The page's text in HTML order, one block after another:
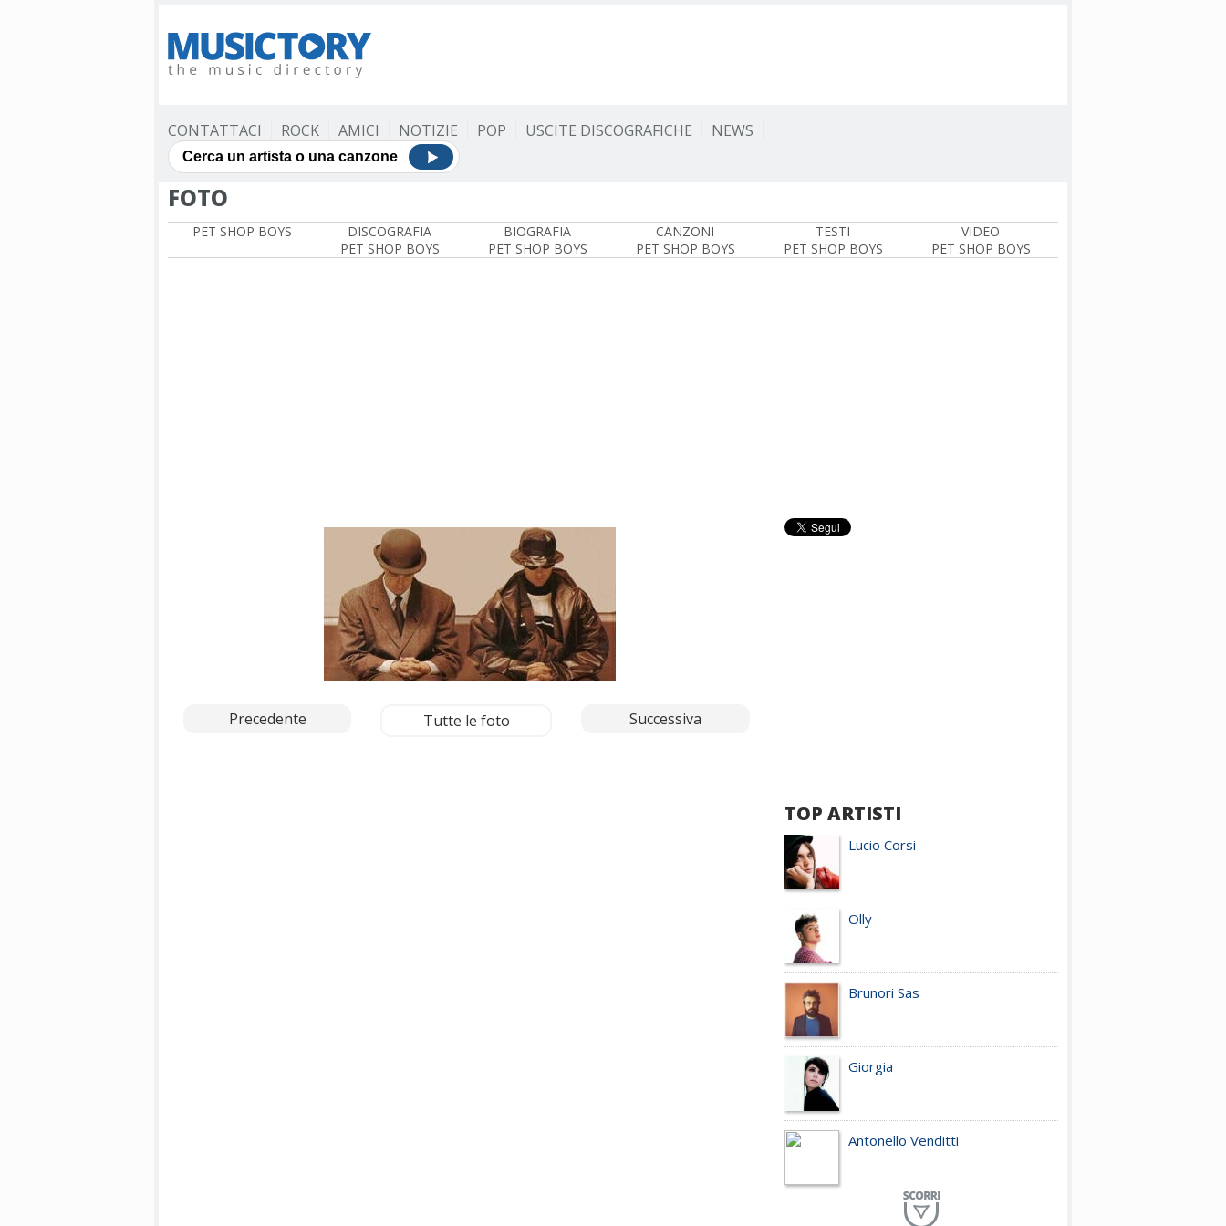
CONTATTACI ROCK AMICI NOTIZIE POP USCITE DISCOGRAFICHE NEWS
FOTO
PET SHOP BOYS
DISCOGRAFIA
PET SHOP BOYS
BIOGRAFIA
PET SHOP BOYS
CANZONI
PET SHOP BOYS
TESTI
PET SHOP BOYS
VIDEO
PET SHOP BOYS
Precedente Tutte le foto Successiva
TOP ARTISTI
Lucio Corsi
Olly
Brunori Sas
Giorgia
Antonello Venditti
Planet Funk